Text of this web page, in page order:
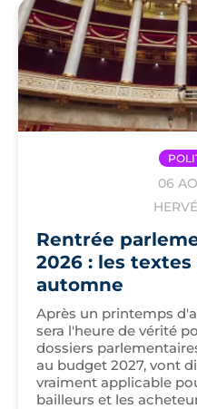
06
Rentrée
2026 : les
automne
Après un printemps
sera l'heure de vérité
dossiers
au budget 2027, vont
vraiment applicable
bailleurs et les